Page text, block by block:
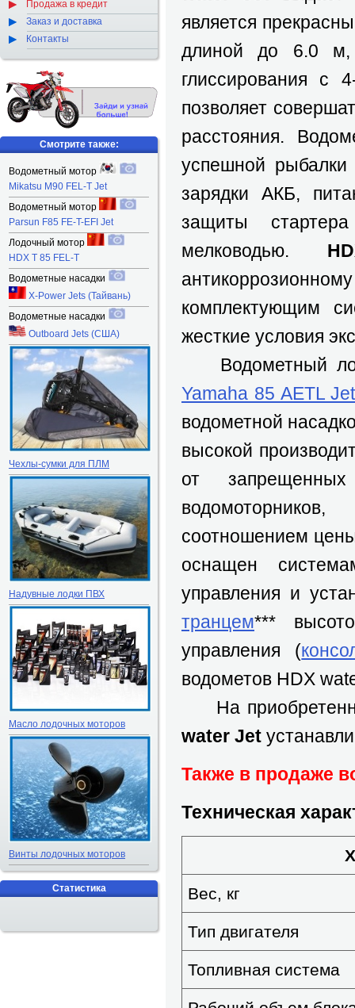
является
длиной до 6.0 м,
глиссирования с
позволяет
расстояния.
успешной рыбалки
зарядки АКБ,
защиты
мелководью.
комплектующим
жесткие условия
Водометный
Yamaha 85 AETL Jet
водометной
высокой
от
соотношением
оснащен
управления и
транцем***
управления (
водометов HDX
На
water Jet
Также в продаже
Техническая
Вес, кг
Тип двигателя
Топливная система
Продажа в кредит
Заказ и доставка
Контакты
Смотрите также:
Водометный мотор
Mikatsu M90 FEL-T Jet
Водометный мотор
Parsun F85 FE-T-EFI Jet
Лодочный мотор
HDX T 85 FEL-T
Водометные насадки
X-Power Jets (Тайвань)
Водометные насадки
Outboard Jets (США)
Чехлы-сумки для ПЛМ
Надувные лодки ПВХ
Масло лодочных моторов
Винты лодочных моторов
Статистика